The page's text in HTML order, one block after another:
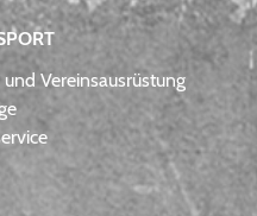
Vereinsausrüstung